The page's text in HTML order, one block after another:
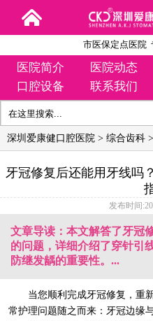
市医保定点医院
医院简介 医院动态
口腔设备
联系我们
深圳爱康健口腔医院 > 综合齿科 >
牙冠修复后还能用牙线吗
发布时间
文章导读：本文解答了牙冠
的问题，详细介绍了穿针引
防继发龋的重要性。...
当您顺利完成牙冠修复，重
常护理问题随之而来：牙冠边缘